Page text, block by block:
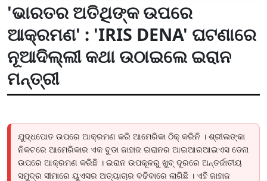
'ଭାରତର ଅତିଥିଙ୍କ ଉପରେ
ଆକ୍ରମଣ' : 'IRIS DENA' ଘଟଣାରେ
ନୂଆଦିଲ୍ଲୀ କଥା ଉଠାଇଲେ ଇରାନ
ମନ୍ତ୍ରୀ
ଯୁଦ୍ଧପୋତ ଉପରେ ଆକ୍ରମଣ କରି ଆମେରିକା ଠିକ୍ କରିନି । ଶ୍ରୀଲଙ୍କା
ନିକଟରେ ଆମେରିକାର ଏକ ବୁଡା ଜାହାଜ ଇରାନର ଆଇଆରଆଇଏସ ଡେନା
ଉପରେ ଆକ୍ରମଣ କରିଛି । ଇରାନ ଉପକୂଳରୁ ଖୁବ୍ ଦୂରରେ ଅନ୍ତର୍ଜାତୀୟ
ସମୁଦ୍ର ସୀମାରେ ୟୁଏସର ଅତ୍ୟାଚାର ବଢିବାରେ ଲାଗିଛି । ଏହି ଜାହାଜ